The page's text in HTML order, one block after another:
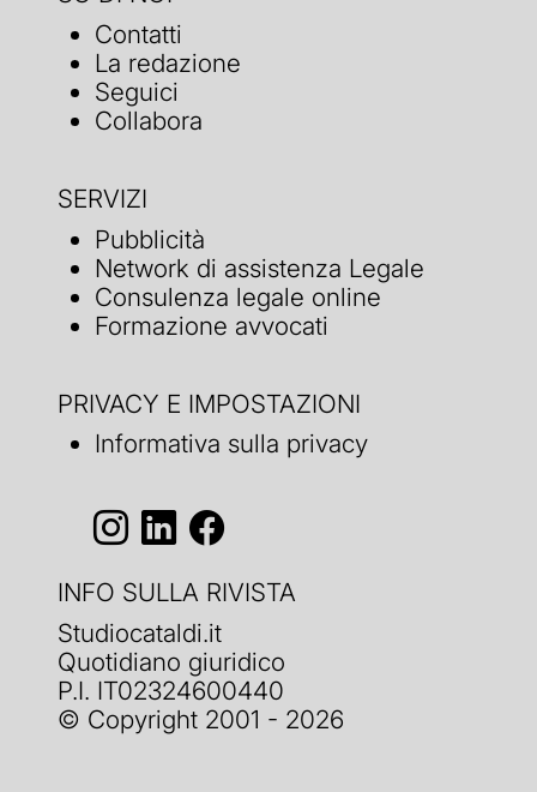
Contatti
La redazione
Seguici
Collabora
SERVIZI
Pubblicità
Network di assistenza Legale
Consulenza legale online
Formazione avvocati
PRIVACY E IMPOSTAZIONI
Informativa sulla privacy
INFO SULLA RIVISTA
Studiocataldi.it
Quotidiano giuridico
P.I. IT02324600440
© Copyright 2001 - 2026